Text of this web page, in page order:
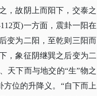
，故阴上而阳下，交泰之
页)一方面，震卦一阳在
变为二阳，至乾则三阳而
，象征阴继巽之后变为二
天下而与地交的“生”物之
方位的升降义。“自下而上